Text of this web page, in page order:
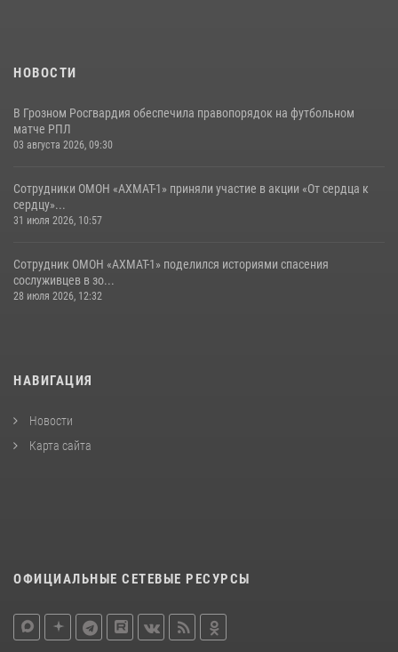
НОВОСТИ
В Грозном Росгвардия обеспечила правопорядок на футбольном
матче РПЛ
03 августа 2026, 09:30
Сотрудники ОМОН «АХМАТ-1» приняли участие в акции «От сердца к
сердцу»...
31 июля 2026, 10:57
Сотрудник ОМОН «АХМАТ-1» поделился историями спасения
сослуживцев в зо...
28 июля 2026, 12:32
НАВИГАЦИЯ
Новости
Карта сайта
ОФИЦИАЛЬНЫЕ СЕТЕВЫЕ РЕСУРСЫ